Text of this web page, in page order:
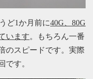
ど1か月前に40G、80G
います。もちろん一番
のスピードです。実際
です。